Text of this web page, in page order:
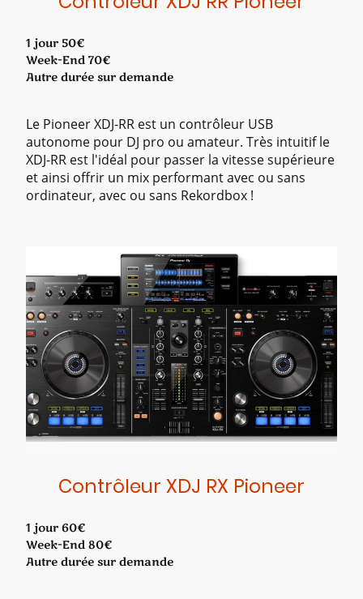
1 jour 50€
Week-End 70€
Autre durée sur demande
Le Pioneer XDJ-RR est un contrôleur USB
autonome pour DJ pro ou amateur. Très intuitif le
XDJ-RR est l'idéal pour passer la vitesse supérieure
et ainsi offrir un mix performant avec ou sans
ordinateur, avec ou sans Rekordbox !
Contrôleur XDJ RX Pioneer
1 jour 60€
Week-End 80€
Autre durée sur demande